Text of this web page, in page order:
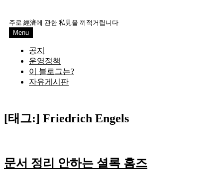
content
주로 經濟에 관한 私見을 끼적거립니다
Menu
공지
운영정책
이 블로그는?
자유게시판
[태그:] Friedrich Engels
문서 정리 안하는 셜록 홈즈